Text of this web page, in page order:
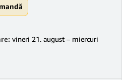
vineri 21. august – miercuri